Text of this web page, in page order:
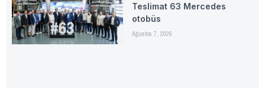
Teslimat 63 Mercedes
otobüs
Ağustos 7, 2026